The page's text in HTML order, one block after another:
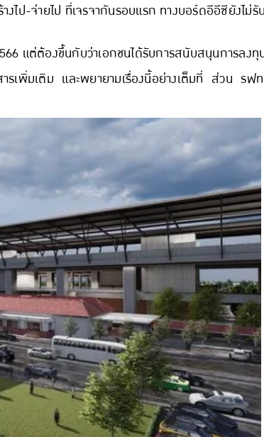
ไป-จ่ายไป ที่เจรจากันรอบแรก ทางบอร์ดอีอีซียังไม่รั
แต่ต้องขึ้นกับว่าเอกชนได้รับการสนับสนุนการลง
เพิ่มเติม และพยายามเรื่องนี้อย่างเต็มที่ ส่วน รฟ